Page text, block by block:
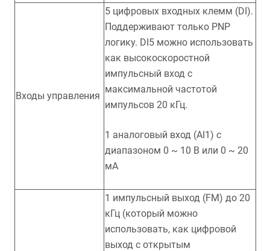
Входы управления
5 цифровых входных клемм (DI).
Поддерживают только PNP
логику. DI5 можно использовать
как высокоскоростной
импульсный вход с
максимальной частотой
импульсов 20 кГц.
1 аналоговый вход (AI1) с
диапазоном 0 ~ 10 В или 0 ~ 20
мА
1 импульсный выход (FM) до 20
кГц (который можно
использовать, как цифровой
выход с открытым